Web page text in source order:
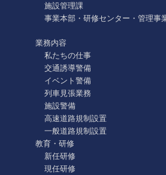
施設管理課
事業本部・研修センター・管理事
業務内容
私たちの仕事
交通誘導警備
イベント警備
列車見張業務
施設警備
高速道路規制設置
一般道路規制設置
教育・研修
新任研修
現任研修